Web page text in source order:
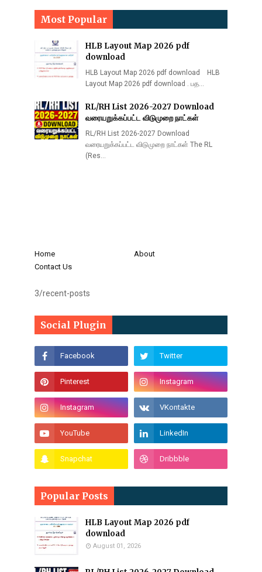
Most Popular
HLB Layout Map 2026 pdf
download
HLB Layout Map 2026 pdf download HLB
Layout Map 2026 pdf download . பத…
RL/RH List 2026-2027 Download
வரையறுக்கப்பட்ட விடுமுறை நாட்கள்
RL/RH List 2026-2027 Download
வரையறுக்கப்பட்ட விடுமுறை நாட்கள் The RL
(Res…
Home
About
Contact Us
3/recent-posts
Social Plugin
Popular Posts
HLB Layout Map 2026 pdf
download
August 01, 2026